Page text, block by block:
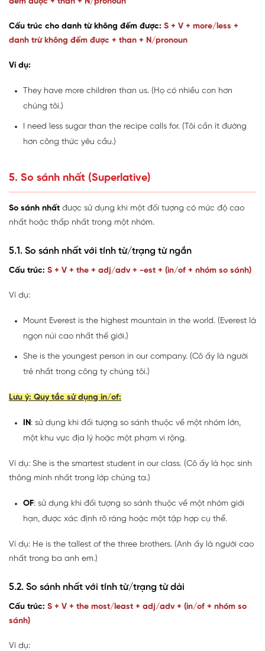
Cấu trúc cho danh từ không đếm được: S + V + more/less +
danh trừ không đếm được + than + N/pronoun
Ví dụ:
They have more children than us. (Họ có nhiều con hơn
chúng tôi.)
I need less sugar than the recipe calls for. (Tôi cần ít đường
hơn công thức yêu cầu.)
5. So sánh nhất (Superlative)
So sánh nhất được sử dụng khi một đối tượng có mức độ cao
nhất hoặc thấp nhất trong một nhóm.
5.1. So sánh nhất với tính từ/trạng từ ngắn
Cấu trúc: S + V + the + adj/adv + -est + (in/of + nhóm so sánh)
Ví dụ:
Mount Everest is the highest mountain in the world. (Everest là
ngọn núi cao nhất thế giới.)
She is the youngest person in our company. (Cô ấy là người
trẻ nhất trong công ty chúng tôi.)
Lưu ý: Quy tắc sử dụng in/of:
IN : sử dụng khi đối tượng so sánh thuộc về một nhóm lớn,
một khu vực địa lý hoặc một phạm vi rộng.
Ví dụ: She is the smartest student in our class. (Cô ấy là học sinh
thông minh nhất trong lớp chúng ta.)
OF: sử dụng khi đối tượng so sánh thuộc về một nhóm giới
hạn, được xác định rõ ràng hoặc một tập hợp cụ thể.
Ví dụ: He is the tallest of the three brothers. (Anh ấy là người cao
nhất trong ba anh em.)
5.2. So sánh nhất với tính từ/trạng từ dài
Cấu trúc: S + V + the most/least + adj/adv + (in/of + nhóm so
sánh)
Ví dụ: